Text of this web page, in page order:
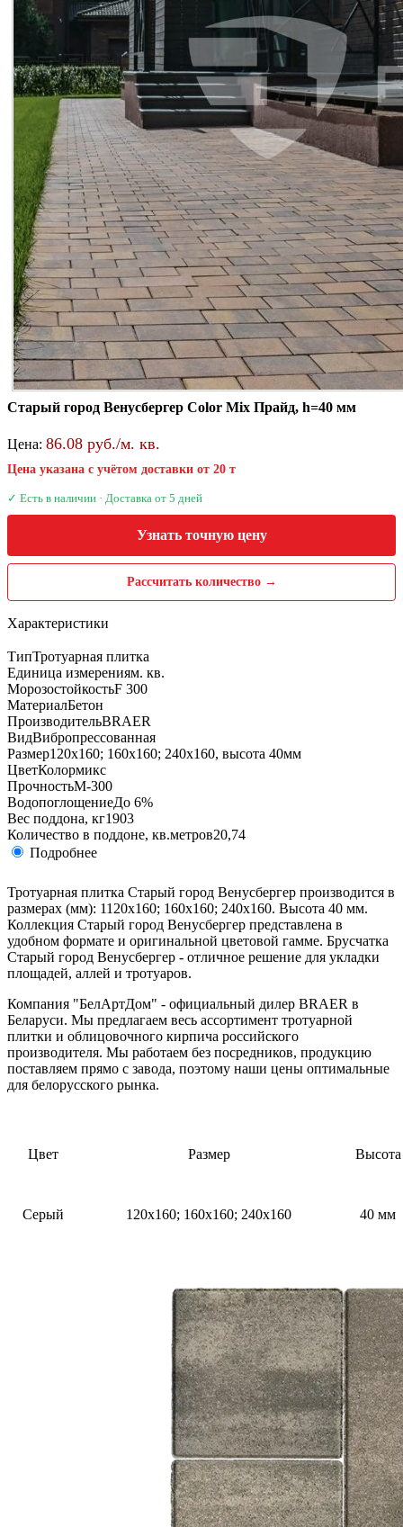
Старый город Венусбергер Color Mix Прайд, h=40 мм
Цена: 86.08 руб./м. кв.
Цена указана с учётом доставки от 20 т
✓ Есть в наличии · Доставка от 5 дней
Узнать точную цену
Рассчитать количество →
Характеристики
ТипТротуарная плитка
Единица измерениям. кв.
МорозостойкостьF 300
МатериалБетон
ПроизводительBRAER
ВидВибропрессованная
Размер120х160; 160х160; 240х160, высота 40мм
ЦветКолормикс
ПрочностьМ-300
ВодопоглощениеДо 6%
Вес поддона, кг1903
Количество в поддоне, кв.метров20,74
Подробнее
Тротуарная плитка Старый город Венусбергер производится в
размерах (мм): 1120х160; 160х160; 240х160. Высота 40 мм.
Коллекция Старый город Венусбергер представлена в
удобном формате и оригинальной цветовой гамме. Брусчатка
Старый город Венусбергер - отличное решение для укладки
площадей, аллей и тротуаров.
Компания "БелАртДом" - официальный дилер BRAER в
Беларуси. Мы предлагаем весь ассортимент тротуарной
плитки и облицовочного кирпича российского
производителя. Мы работаем без посредников, продукцию
поставляем прямо с завода, поэтому наши цены оптимальные
для белорусского рынка.
Цвет Размер Высота
Серый 120х160; 160х160; 240х160 40 мм